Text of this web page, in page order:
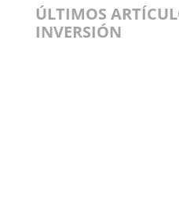
ÚLTIMOS
INVERSIÓN